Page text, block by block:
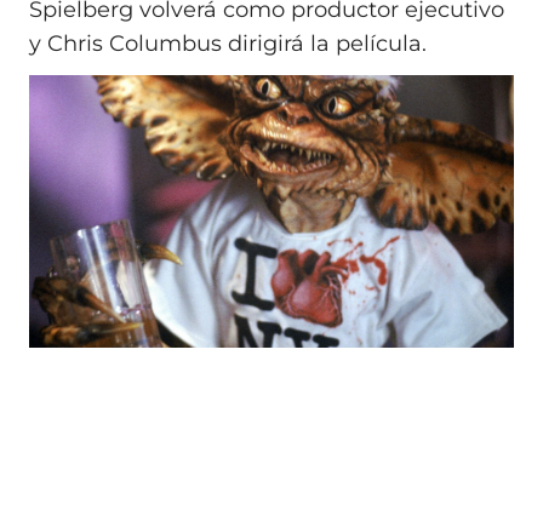
Spielberg volverá como productor ejecutivo
y Chris Columbus dirigirá la película.